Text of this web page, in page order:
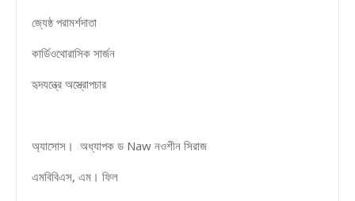
জ্যেষ্ঠ পরামর্শদাতা
কার্ডিওথোরাসিক সার্জন
হৃদযন্ত্রে অস্ত্রোপচার
অ্যাসোস। অধ্যাপক ড Naw নওশীন সিরাজ
এমবিবিএস, এম। ফিল